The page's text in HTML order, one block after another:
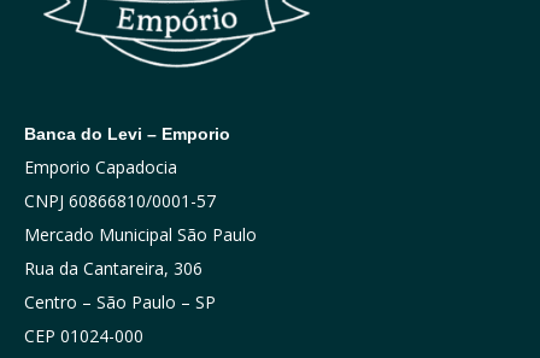
Banca do Levi – Emporio
Emporio Capadocia
CNPJ 60866810/0001-57
Mercado Municipal São Paulo
Rua da Cantareira, 306
Centro – São Paulo – SP
CEP 01024-000